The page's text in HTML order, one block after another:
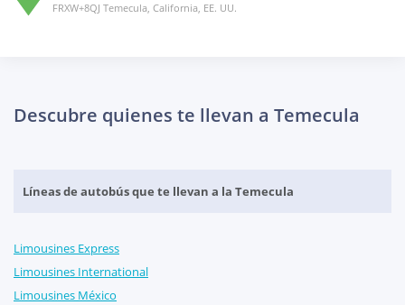
FRXW+8QJ Temecula, California, EE. UU.
Descubre quienes te llevan a Temecula
Líneas de autobús que te llevan a la Temecula
Limousines Express
Limousines International
Limousines México